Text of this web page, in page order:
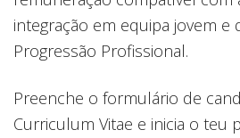
integração em equipa jovem e
Progressão Profissional.
Preenche o formulário de
Curriculum Vitae e inicia o teu